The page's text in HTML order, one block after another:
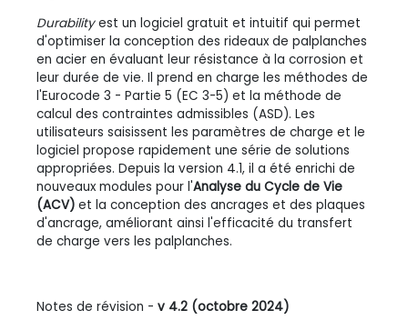
Durabilityest un logiciel gratuit et intuitif qui permet
d'optimiser la conception des rideaux de palplanches
en acier en évaluant leur résistance à la corrosion et
leur durée de vie. Il prend en charge les méthodes de
l'Eurocode 3 - Partie 5 (EC 3-5) et la méthode de
calcul des contraintes admissibles (ASD). Les
utilisateurs saisissent les paramètres de charge et le
logiciel propose rapidement une série de solutions
appropriées. Depuis la version 4.1, il a été enrichi de
nouveaux modules pour l'Analyse du Cycle de Vie
(ACV) et la conception des ancrages et des plaques
d'ancrage, améliorant ainsi l'efficacité du transfert
de charge vers les palplanches.
Notes de révision - v 4.2 (octobre 2024)